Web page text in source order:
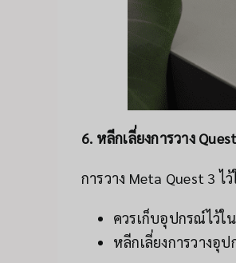
6. หลีกเลี่ยงการวาง
การวาง Meta Quest 3
ควรเก็บอุปกรณ์ไว้
หลีกเลี่ยงการวาง